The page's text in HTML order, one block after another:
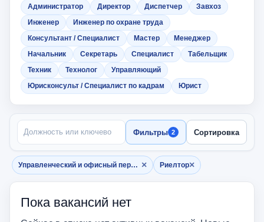
Администратор Директор Диспетчер
Завхоз
Инженер
Инженер по охране труда
Консультант / Специалист
Мастер
Менеджер
Начальник
Секретарь Специалист
Табельщик
Техник
Технолог
Управляющий
Юрисконсульт / Специалист по кадрам
Юрист
ПОИСК ПО НАЗВАНИЮ
Фильтры 2 Сортировка
Управленческий и офисный персонал ×
Убрать фильтр
Риелтор×
Убрать фильтр
Пока вакансий нет